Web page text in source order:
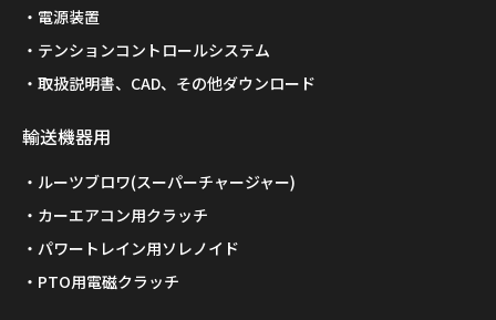
電源装置
テンションコントロールシステム
取扱説明書、CAD、その他ダウンロード
輸送機器用
ルーツブロワ(スーパーチャージャー)
カーエアコン用クラッチ
パワートレイン用ソレノイド
PTO用電磁クラッチ